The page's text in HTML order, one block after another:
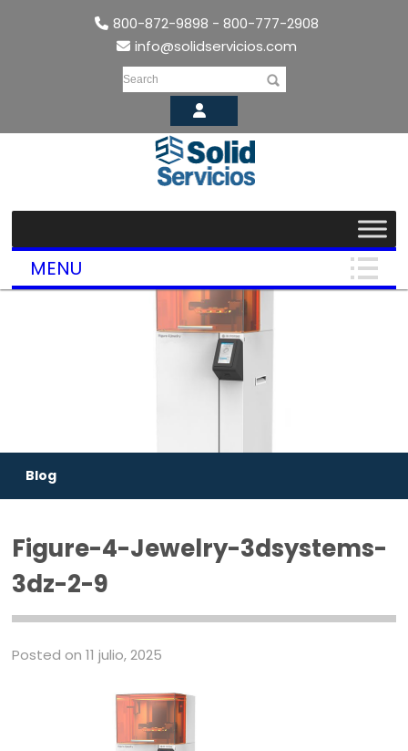
800-872-9898 - 800-777-2908
info@solidservicios.com
Search
MENU
Blog
Figure-4-Jewelry-3dsystems-
3dz-2-9
Posted on 11 julio, 2025